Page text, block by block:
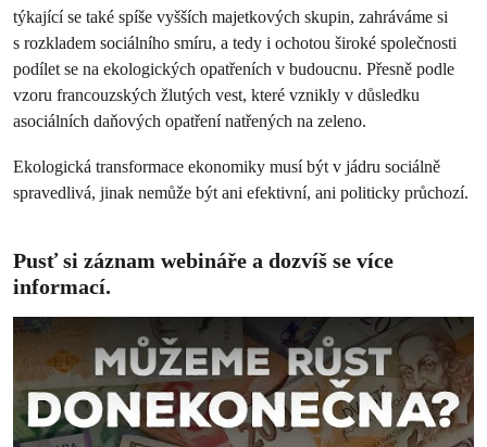
týkající se také spíše vyšších majetkových skupin, zahráváme si
s rozkladem sociálního smíru, a tedy i ochotou široké společnosti
podílet se na ekologických opatřeních v budoucnu. Přesně podle
vzoru francouzských žlutých vest, které vznikly v důsledku
asociálních daňových opatření natřených na zeleno.
Ekologická transformace ekonomiky musí být v jádru sociálně
spravedlivá, jinak nemůže být ani efektivní, ani politicky průchozí.
Pusť si záznam webináře a dozvíš se více
informací.